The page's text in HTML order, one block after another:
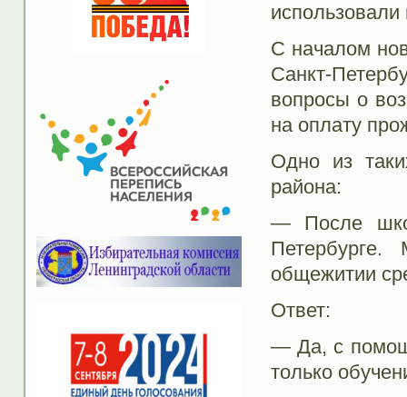
использовали
С началом
Санкт-
вопросы о
на оплату
Одно из
района:
— После
общежитии
Ответ:
— Да, с
только